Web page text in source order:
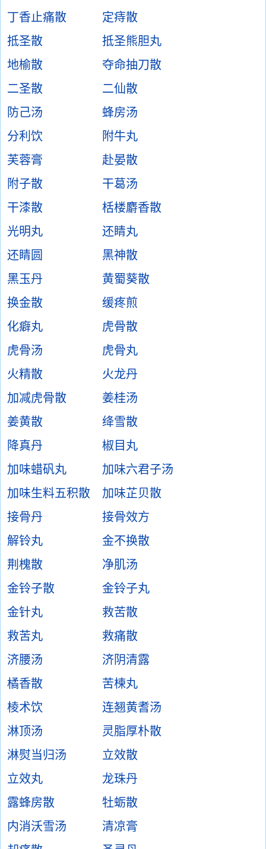
丁香止痛散
定痔散
抵圣散
抵圣熊胆丸
地榆散
夺命抽刀散
二圣散
二仙散
防己汤
蜂房汤
分利饮
附牛丸
芙蓉膏
赴晏散
附子散
干葛汤
干漆散
栝楼麝香散
光明丸
还睛丸
还睛圆
黑神散
黑玉丹
黄蜀葵散
换金散
缓疼煎
化癖丸
虎骨散
虎骨汤
虎骨丸
火精散
火龙丹
加减虎骨散
姜桂汤
姜黄散
绛雪散
降真丹
椒目丸
加味蜡矾丸
加味六君子汤
加味生料五积散
加味芷贝散
接骨丹
接骨效方
解铃丸
金不换散
荆槐散
净肌汤
金铃子散
金铃子丸
金针丸
救苦散
救苦丸
救痛散
济腰汤
济阴清露
橘香散
苦楝丸
棱术饮
连翘黄耆汤
淋顶汤
灵脂厚朴散
淋熨当归汤
立效散
立效丸
龙珠丹
露蜂房散
牡蛎散
内消沃雪汤
清凉膏